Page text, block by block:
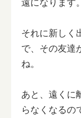
遠になります。
それに新しく
で、その友達
ね。
あと、遠くに
らなくなるの